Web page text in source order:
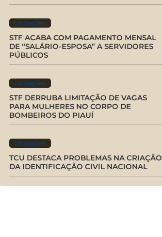
Licitações
STF ACABA COM PAGAMENTO MENSAL
DE “SALÁRIO-ESPOSA” A SERVIDORES
PÚBLICOS
Licitações
STF DERRUBA LIMITAÇÃO DE VAGAS
PARA MULHERES NO CORPO DE
BOMBEIROS DO PIAUÍ
Licitações
TCU DESTACA PROBLEMAS NA CRIAÇÃO
DA IDENTIFICAÇÃO CIVIL NACIONAL